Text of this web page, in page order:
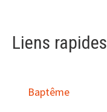
Liens rapides
Baptême